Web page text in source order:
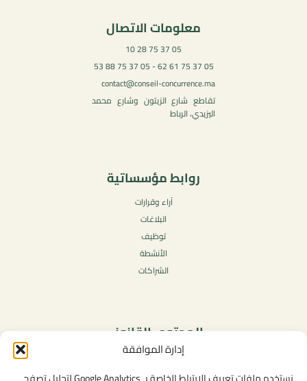
إدارة الموافقة
معلومات الاتصال
05 37 75 28 10
05 37 75 61 62 - 05 37 75 88 53
contact@conseil-concurrence.ma
تقاطع شارع الزيتون وشارع محمد
اليزيدي، الرباط
روابط مؤسساتية
آراء وقرارات
البلاغات
توظيف
الأنشطة
الشراكات
المحتوى القانوني
سياسة الخصوصية
شروط الاستخدام العامة